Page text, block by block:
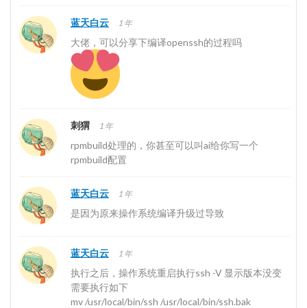
蓝天白云 1 年
大佬，可以分享下编译openssh的过程吗
刺猬 1 年
rpmbuild处理的，你甚至可以叫ai给你写一个
rpmbuild配置
蓝天白云 1 年
是因为原来操作系统编译升级过导致
蓝天白云 1 年
执行之后，操作系统重启执行ssh -V 显示版本没变
需要执行如下
mv /usr/local/bin/ssh /usr/local/bin/ssh.bak